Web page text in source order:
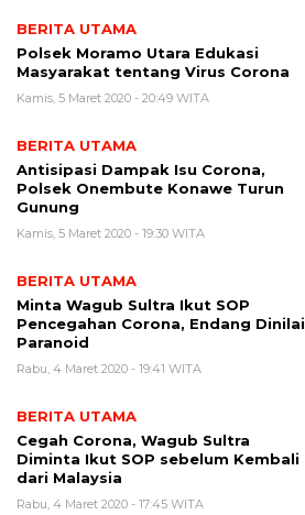
BERITA UTAMA
Polsek Moramo Utara Edukasi
Masyarakat tentang Virus Corona
Kamis, 5 Maret 2020 - 20:49 WITA
BERITA UTAMA
Antisipasi Dampak Isu Corona,
Polsek Onembute Konawe Turun
Gunung
Kamis, 5 Maret 2020 - 19:30 WITA
BERITA UTAMA
Minta Wagub Sultra Ikut SOP
Pencegahan Corona, Endang Dinilai
Paranoid
Rabu, 4 Maret 2020 - 19:41 WITA
BERITA UTAMA
Cegah Corona, Wagub Sultra
Diminta Ikut SOP sebelum Kembali
dari Malaysia
Rabu, 4 Maret 2020 - 17:45 WITA